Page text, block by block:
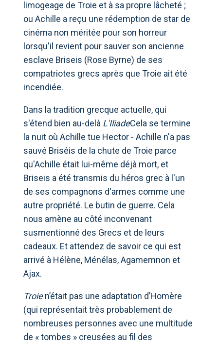
limogeage de Troie et à sa propre lâcheté ;
ou Achille a reçu une rédemption de star de
cinéma non méritée pour son horreur
lorsqu'il revient pour sauver son ancienne
esclave Briseis (Rose Byrne) de ses
compatriotes grecs après que Troie ait été
incendiée.
Dans la tradition grecque actuelle, qui
s'étend bien au-delà L'IliadeCela se termine
la nuit où Achille tue Hector - Achille n'a pas
sauvé Briséis de la chute de Troie parce
qu'Achille était lui-même déjà mort, et
Briseis a été transmis du héros grec à l'un
de ses compagnons d'armes comme une
autre propriété. Le butin de guerre. Cela
nous amène au côté inconvenant
susmentionné des Grecs et de leurs
cadeaux. Et attendez de savoir ce qui est
arrivé à Hélène, Ménélas, Agamemnon et
Ajax.
Troien’était pas une adaptation d’Homère
(qui représentait très probablement de
nombreuses personnes avec une multitude
de « tombes » creusées au fil des